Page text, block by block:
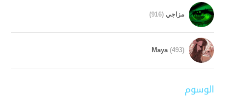
مزاجي (916)
Maya (493)
الوسوم